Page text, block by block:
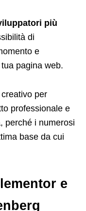
più
di
e
pagina web.
per
professionale e
perché i numerosi
base da cui
e